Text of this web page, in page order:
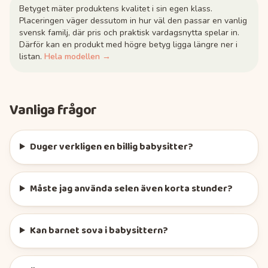
Betyget mäter produktens kvalitet i sin egen klass.
Placeringen väger dessutom in hur väl den passar en vanlig
svensk familj, där pris och praktisk vardagsnytta spelar in.
Därför kan en produkt med högre betyg ligga längre ner i
listan. Hela modellen →
Vanliga frågor
Duger verkligen en billig babysitter?
Måste jag använda selen även korta stunder?
Kan barnet sova i babysittern?